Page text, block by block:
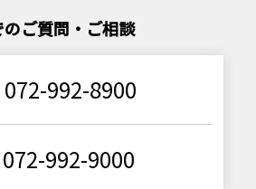
のご質問・ご相談
072-992-8900
072-992-9000